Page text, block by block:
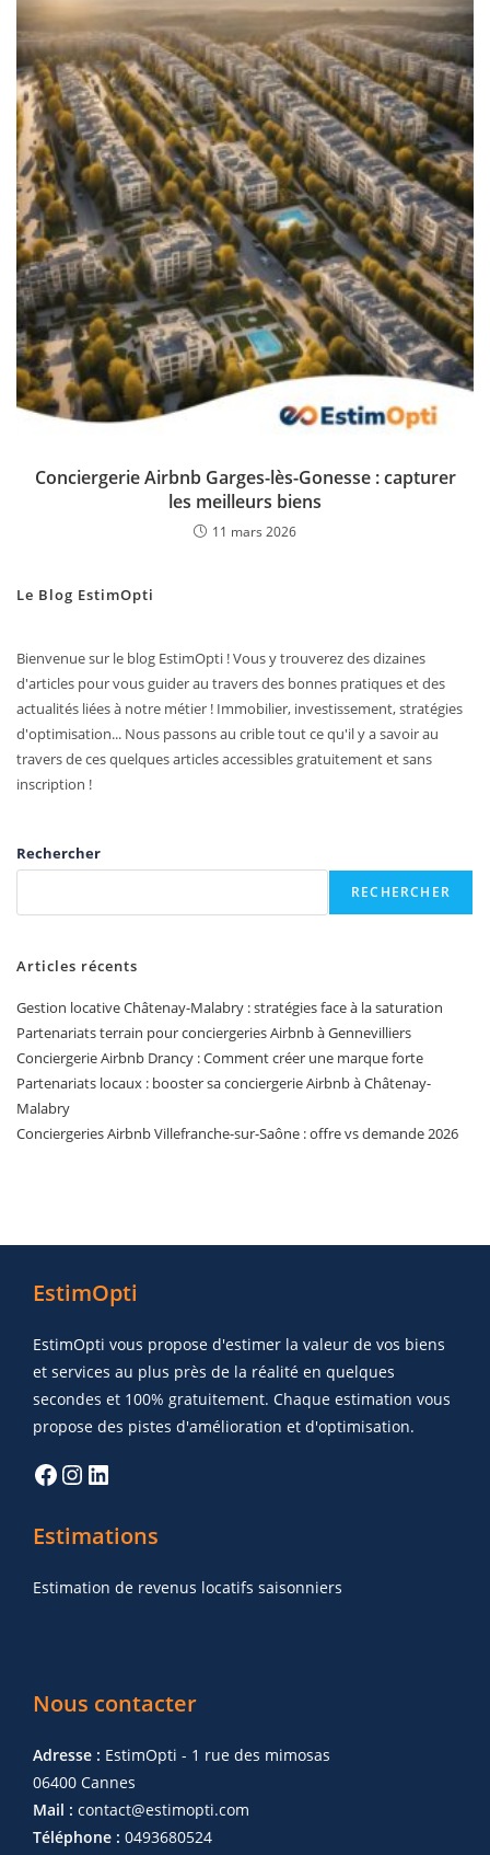
Conciergerie Airbnb Garges-lès-Gonesse : capturer
les meilleurs biens
11 mars 2026
Le Blog EstimOpti
Bienvenue sur le blog EstimOpti ! Vous y trouverez des dizaines
d'articles pour vous guider au travers des bonnes pratiques et des
actualités liées à notre métier ! Immobilier, investissement, stratégies
d'optimisation... Nous passons au crible tout ce qu'il y a savoir au
travers de ces quelques articles accessibles gratuitement et sans
inscription !
Rechercher
RECHERCHER
Articles récents
Gestion locative Châtenay-Malabry : stratégies face à la saturation
Partenariats terrain pour conciergeries Airbnb à Gennevilliers
Conciergerie Airbnb Drancy : Comment créer une marque forte
Partenariats locaux : booster sa conciergerie Airbnb à Châtenay-
Malabry
Conciergeries Airbnb Villefranche-sur-Saône : offre vs demande 2026
EstimOpti
EstimOpti vous propose d'estimer la valeur de vos biens
et services au plus près de la réalité en quelques
secondes et 100% gratuitement. Chaque estimation vous
propose des pistes d'amélioration et d'optimisation.
Estimations
Estimation de revenus locatifs saisonniers
Nous contacter
Adresse : EstimOpti - 1 rue des mimosas
06400 Cannes
Mail : contact@estimopti.com
Téléphone : 0493680524